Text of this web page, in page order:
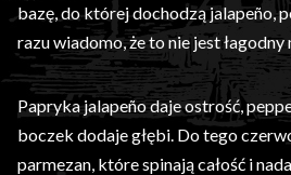
bazę, do której dochodzą jalapeño,
razu wiadomo, że to nie jest łagodny
Papryka jalapeño daje ostrość,
boczek dodaje głębi. Do tego
parmezan, które spinają całość i